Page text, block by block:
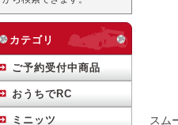
カテゴリ
ご予約受付中商品
おうちでRC
ミニッツ
スム